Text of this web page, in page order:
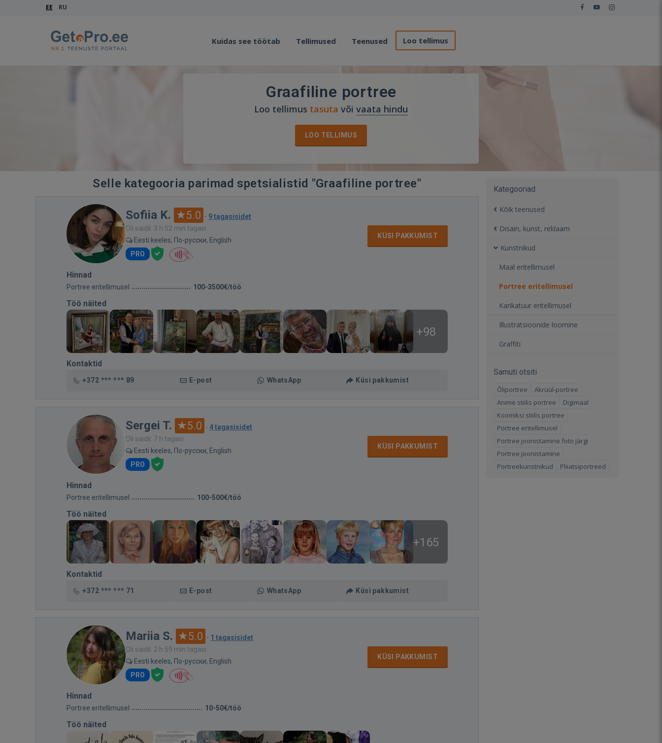
EE RU
Kuidas see töötab Tellimused Teenused Loo tellimus
Graafiline portree
Loo tellimus tasuta või vaata hindu
LOO TELLIMUS
Selle kategooria parimad spetsialistid "Graafiline portree"
Sofiia K. 5.0 · 9 tagasisidet
Oli saidil: 3 h 52 min tagasi
Eesti keeles, По-русски, English
PRO
KÜSI PAKKUMIST
Hinnad
Portree eritellimusel 100-3500€/töö
Töö näited
+98
Kontaktid
+372 *** *** 89 E-post WhatsApp Küsi pakkumist
Sergei T. 5.0 · 4 tagasisidet
Oli saidil: 7 h tagasi
Eesti keeles, По-русски, English
PRO
KÜSI PAKKUMIST
Hinnad
Portree eritellimusel 100-500€/töö
Töö näited
+165
Kontaktid
+372 *** *** 71 E-post WhatsApp Küsi pakkumist
Mariia S. 5.0 · 1 tagasisidet
Oli saidil: 2 h 59 min tagasi
Eesti keeles, По-русски, English
PRO
KÜSI PAKKUMIST
Hinnad
Portree eritellimusel 10-50€/töö
Töö näited
Kategooriad
Kõik teenused
Disain, kunst, reklaam
Kunstnikud
Maal eritellimusel
Portree eritellimusel
Karikatuur eritellimusel
Illustratsioonide loomine
Graffiti
Samuti otsiti
Õliportree
Akrüül-portree
Anime stiilis portree
Digimaal
Koomiksi stiilis portree
Portree eritellimusel
Portree joonistamine foto järgi
Portree joonistamine
Portreekunstnikud
Pliiatsiportreed